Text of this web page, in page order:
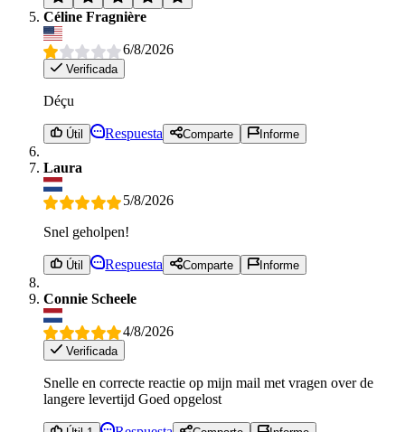
Céline Fragnière
6/8/2026
Verificada
Déçu
Útil Respuesta Comparte Informe
Laura
5/8/2026
Snel geholpen!
Útil Respuesta Comparte Informe
Connie Scheele
4/8/2026
Verificada
Snelle en correcte reactie op mijn mail met vragen over de
langere levertijd Goed opgelost